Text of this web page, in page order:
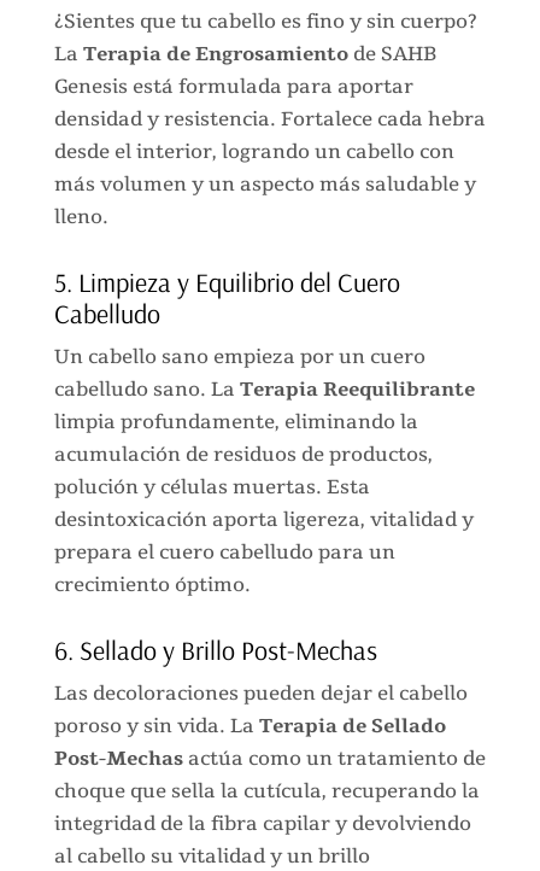
¿Sientes que tu cabello es fino y sin cuerpo?
La Terapia de Engrosamientode SAHB
Genesis está formulada para aportar
densidad y resistencia. Fortalece cada hebra
desde el interior, logrando un cabello con
más volumen y un aspecto más saludable y
lleno.
5. Limpieza y Equilibrio del Cuero
Cabelludo
Un cabello sano empieza por un cuero
cabelludo sano. La Terapia Reequilibrante
limpia profundamente, eliminando la
acumulación de residuos de productos,
polución y células muertas. Esta
desintoxicación aporta ligereza, vitalidad y
prepara el cuero cabelludo para un
crecimiento óptimo.
6. Sellado y Brillo Post-Mechas
Las decoloraciones pueden dejar el cabello
poroso y sin vida. La Terapia de Sellado
Post-Mechasactúa como un tratamiento de
choque que sella la cutícula, recuperando la
integridad de la fibra capilar y devolviendo
al cabello su vitalidad y un brillo